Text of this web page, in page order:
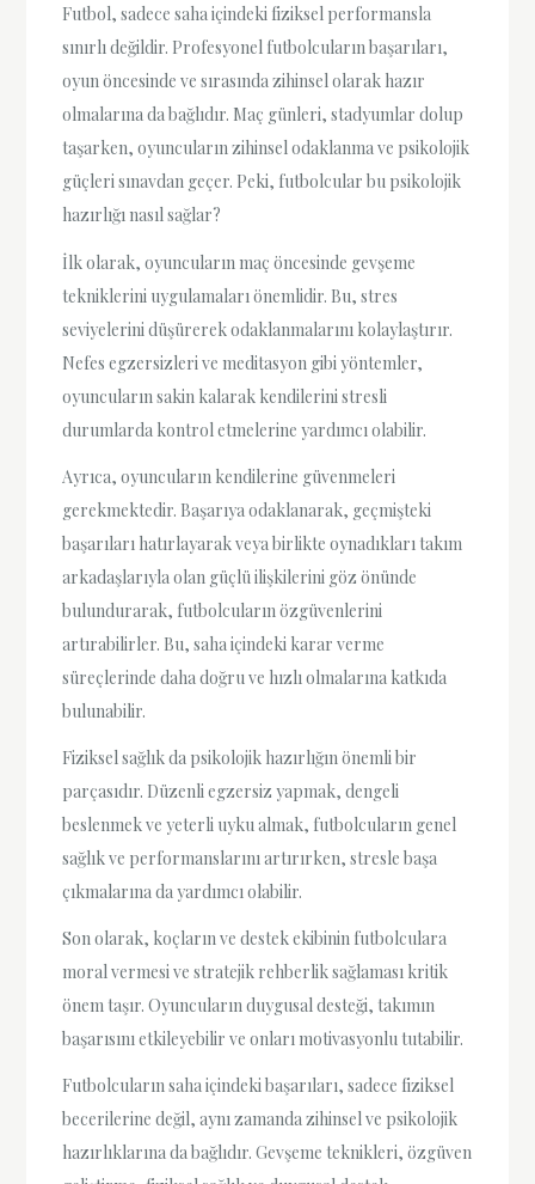
Futbol, sadece saha içindeki fiziksel performansla
sınırlı değildir. Profesyonel futbolcuların başarıları,
oyun öncesinde ve sırasında zihinsel olarak hazır
olmalarına da bağlıdır. Maç günleri, stadyumlar dolup
taşarken, oyuncuların zihinsel odaklanma ve psikolojik
güçleri sınavdan geçer. Peki, futbolcular bu psikolojik
hazırlığı nasıl sağlar?
İlk olarak, oyuncuların maç öncesinde gevşeme
tekniklerini uygulamaları önemlidir. Bu, stres
seviyelerini düşürerek odaklanmalarını kolaylaştırır.
Nefes egzersizleri ve meditasyon gibi yöntemler,
oyuncuların sakin kalarak kendilerini stresli
durumlarda kontrol etmelerine yardımcı olabilir.
Ayrıca, oyuncuların kendilerine güvenmeleri
gerekmektedir. Başarıya odaklanarak, geçmişteki
başarıları hatırlayarak veya birlikte oynadıkları takım
arkadaşlarıyla olan güçlü ilişkilerini göz önünde
bulundurarak, futbolcuların özgüvenlerini
artırabilirler. Bu, saha içindeki karar verme
süreçlerinde daha doğru ve hızlı olmalarına katkıda
bulunabilir.
Fiziksel sağlık da psikolojik hazırlığın önemli bir
parçasıdır. Düzenli egzersiz yapmak, dengeli
beslenmek ve yeterli uyku almak, futbolcuların genel
sağlık ve performanslarını artırırken, stresle başa
çıkmalarına da yardımcı olabilir.
Son olarak, koçların ve destek ekibinin futbolculara
moral vermesi ve stratejik rehberlik sağlaması kritik
önem taşır. Oyuncuların duygusal desteği, takımın
başarısını etkileyebilir ve onları motivasyonlu tutabilir.
Futbolcuların saha içindeki başarıları, sadece fiziksel
becerilerine değil, aynı zamanda zihinsel ve psikolojik
hazırlıklarına da bağlıdır. Gevşeme teknikleri, özgüven